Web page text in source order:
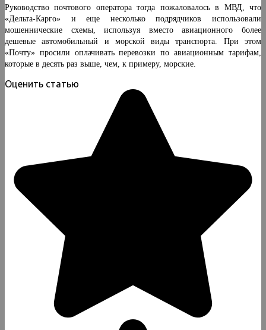
Руководство почтового оператора тогда пожаловалось в МВД, что
«Дельта-Карго» и еще несколько подрядчиков использовали
мошеннические схемы, используя вместо авиационного более
дешевые автомобильный и морской виды транспорта. При этом
«Почту» просили оплачивать перевозки по авиационным тарифам,
которые в десять раз выше, чем, к примеру, морские.
Оценить статью